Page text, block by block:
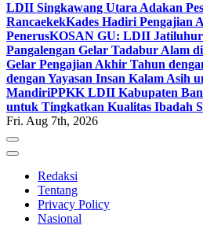
LDII Singkawang Utara Adakan
RancaekekKades Hadiri Pengajian
PenerusKOSAN GU: LDII Jatiluhur
Pangalengan Gelar Tadabur Alam
Gelar Pengajian Akhir Tahun
dengan Yayasan Insan Kalam Asih
MandiriPPKK LDII Kabupaten
untuk Tingkatkan Kualitas Ibadah
Fri. Aug 7th, 2026
Redaksi
Tentang
Privacy Policy
Nasional